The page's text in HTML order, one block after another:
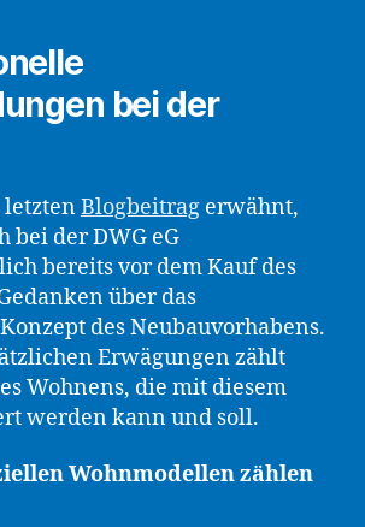
bei der
letztenBlogbeitrag erwähnt,
bei der DWG eG
bereits vor dem Kauf des
über das
des Neubauvorhabens.
Erwägungen zählt
Wohnens, die mit diesem
werden kann und soll.
Wohnmodellen zählen